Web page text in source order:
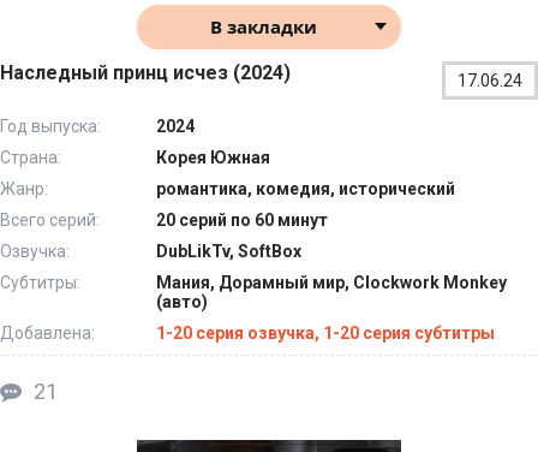
В закладки
Наследный принц исчез (2024) 17.06.24
Год выпуска:
2024
Страна:
Корея Южная
Жанр:
романтика, комедия, исторический
Всего серий:
20 серий по 60 минут
Озвучка:
DubLikTv, SoftBox
Субтитры:
Мания, Дорамный мир, Clockwork Monkey
(авто)
Добавлена:
1-20 серия озвучка, 1-20 серия субтитры
21